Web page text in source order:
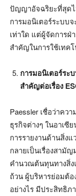
ปัญญาอัจฉริยะที่สุด
การมอนิเตอร์ระบบ
เท่าใด แต่ผู้จัดการฝ่
สำคัญในการใช้เทค
การมอนิเตอร์ระ
สำคัญต่อเรื่อง
Paessler เชื่อว่าคว
ธุรกิจต่างๆ ในอาเซี
การรายงานด้านสิ่ง
กลายเป็นเรื่องสามัญ
คำนวณต้นทุนทางสิ่ง
ถ้วน ผู้บริหารย่อมต้อ
อย่างไร มีประสิทธิภ